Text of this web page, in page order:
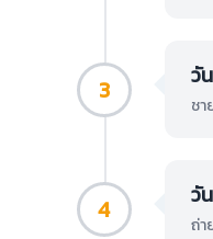
3 วั
ชา
4 วั
ถ่า